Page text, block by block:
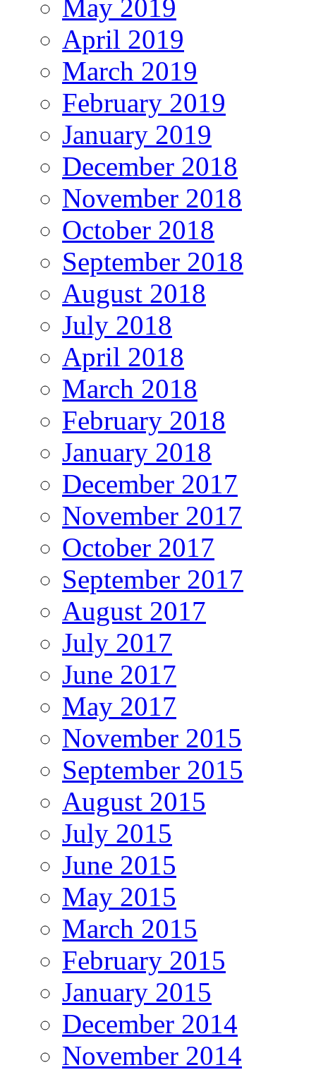
May 2019
April 2019
March 2019
February 2019
January 2019
December 2018
November 2018
October 2018
September 2018
August 2018
July 2018
April 2018
March 2018
February 2018
January 2018
December 2017
November 2017
October 2017
September 2017
August 2017
July 2017
June 2017
May 2017
November 2015
September 2015
August 2015
July 2015
June 2015
May 2015
March 2015
February 2015
January 2015
December 2014
November 2014